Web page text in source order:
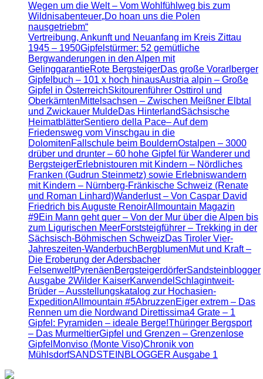
Wegen um die Welt – Vom Wohlfühlweg bis zum
Wildnisabenteuer„Do hoan uns die Polen
nausgetriebm“
Vertreibung, Ankunft und Neuanfang im Kreis Zittau
1945 – 1950Gipfelstürmer: 52 gemütliche
Bergwanderungen in den Alpen mit
GelinggarantieRote BergsteigerDas große Vorarlberger
Gipfelbuch – 101 x hoch hinausAustria alpin – Große
Gipfel in ÖsterreichSkitourenführer Osttirol und
OberkärntenMittelsachsen – Zwischen Meißner Elbtal
und Zwickauer MuldeDas HinterlandSächsische
HeimatblätterSentiero della Pace– Auf dem
Friedensweg vom Vinschgau in die
DolomitenFallschule beim BouldernOstalpen – 3000
drüber und drunter – 60 hohe Gipfel für Wanderer und
BergsteigerErlebnistouren mit Kindern – Nördliches
Franken (Gudrun Steinmetz) sowie Erlebniswandern
mit Kindern – Nürnberg-Fränkische Schweiz (Renate
und Roman Linhard)Wanderlust – Von Caspar David
Friedrich bis Auguste RenoirAllmountain Magazin
#9Ein Mann geht quer – Von der Mur über die Alpen bis
zum Ligurischen MeerForststeigführer – Trekking in der
Sächsisch-Böhmischen SchweizDas Tiroler Vier-
Jahreszeiten-WanderbuchBergblumenMut und Kraft –
Die Eroberung der Adersbacher
FelsenweltPyrenäenBergsteigerdörferSandsteinblogger
Ausgabe 2Wilder KaiserKarwendel Schlagintweit-
Brüder – Ausstellungskatalog zur Hochasien-
ExpeditionAllmountain #5AbruzzenEiger extrem – Das
Rennen um die Nordwand Direttissima4 Grate – 1
Gipfel: Pyramiden – ideale Berge!Thüringer Bergsport
– Das MurmeltierGipfel und Grenzen – Grenzenlose
Gipfel Monviso (Monte Viso)Chronik von
MühlsdorfSANDSTEINBLOGGER Ausgabe 1